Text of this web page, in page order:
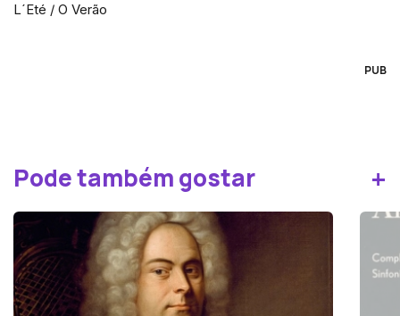
L´Eté / O Verão
PUB
Pode também gostar +